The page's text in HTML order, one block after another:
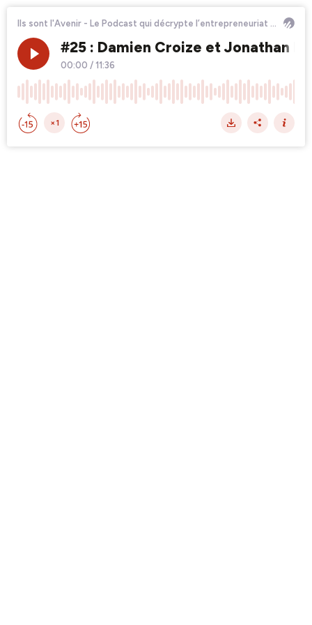
Ils sont l'Avenir - Le Podcast qui décrypte l’entrepreneuriat de proximité pour bâtir le monde de demain
#25 : Damien Croize et Jonathan
00:00 / 11:36
×1